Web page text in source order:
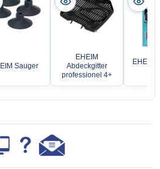
Sauger
EHEIM
Abdeckgitter
professionel 4+
EHEIM